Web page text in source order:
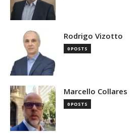
Rodrigo Vizotto
0 POSTS
Marcello Collares
0 POSTS